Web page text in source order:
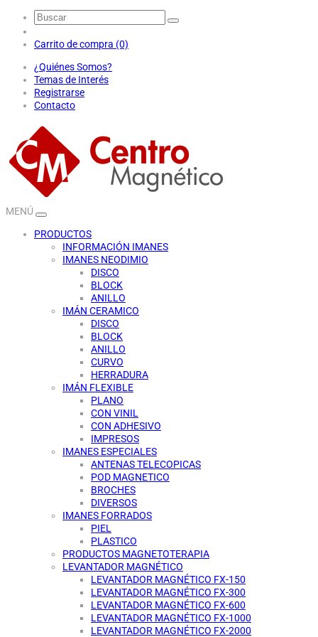
Carrito de compra (0)
¿Quiénes Somos?
Temas de Interés
Registrarse
Contacto
MENÚ
PRODUCTOS
INFORMACIÓN IMANES
IMANES NEODIMIO
DISCO
BLOCK
ANILLO
IMÁN CERAMICO
DISCO
BLOCK
ANILLO
CURVO
HERRADURA
IMÁN FLEXIBLE
PLANO
CON VINIL
CON ADHESIVO
IMPRESOS
IMANES ESPECIALES
ANTENAS TELECOPICAS
POD MAGNETICO
BROCHES
DIVERSOS
IMANES FORRADOS
PIEL
PLASTICO
PRODUCTOS MAGNETOTERAPIA
LEVANTADOR MAGNÉTICO
LEVANTADOR MAGNÉTICO FX-150
LEVANTADOR MAGNÉTICO FX-300
LEVANTADOR MAGNÉTICO FX-600
LEVANTADOR MAGNÉTICO FX-1000
LEVANTADOR MAGNÉTICO FX-2000